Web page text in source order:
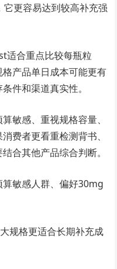
更容易达到较高补充强
适合重点比较每瓶粒
产品单日成本可能更有
件和渠道真实性。
敏感、重视规格容量、
费者更看重检测背书、
合其他产品综合判断。
敏感人群、偏好30mg
规格更适合长期补充成